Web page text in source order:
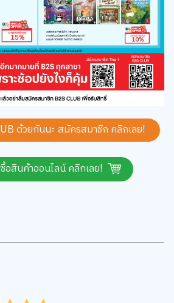
ด้วยกันนะ สมัครสมาชิก คลิกเลย!
อสินค้าออนไลน์ คลิกเลย!